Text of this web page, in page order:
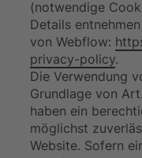
(notwendige
Details
von Webflow:
privacy-policy.
Die Verwendung
Grundlage von
haben ein
möglichst
Website. Sofern